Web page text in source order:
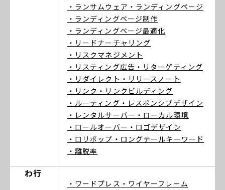
・ランサムウェア ・ランディングページ
・ランディングページ制作
・ランディングページ最適化
・リードナーチャリング
・リスクマネジメント
・リスティング広告 ・リターゲティング
・リダイレクト ・リリースノート
・リンク ・リンクビルディング
・ルーティング ・レスポンシブデザイン
・レンタルサーバー ・ローカル環境
・ロールオーバー ・ロゴデザイン
・ロリポップ ・ロングテールキーワード
・離脱率
わ行
・ワードプレス ・ワイヤーフレーム